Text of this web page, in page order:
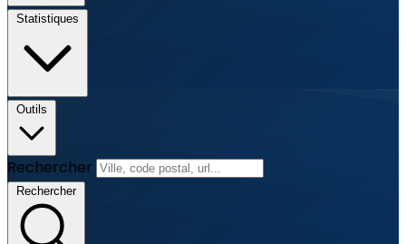
Statistiques
Outils
Rechercher
Rechercher